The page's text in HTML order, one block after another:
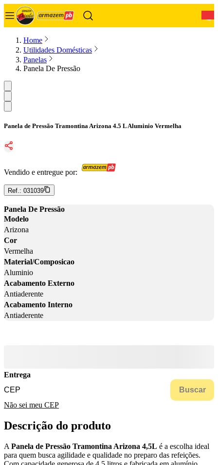
Home
Utilidades Domésticas
Panelas
Panela De Pressão
Panela de Pressão Tramontina Arizona 4.5 L Aluminio Vermelha
Vendido e entregue por:
Ref.: 031039
Panela De Pressão
Modelo
Arizona
Cor
Vermelha
Material/Composicao
Aluminio
Acabamento Externo
Antiaderente
Acabamento Interno
Antiaderente
Entrega
Buscar
Não sei meu CEP
Descrição do produto
A Panela de Pressão Tramontina Arizona 4,5L é a escolha ideal
para quem busca agilidade e qualidade no preparo das refeições.